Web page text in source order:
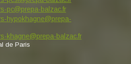
pc@prepa-balzac.fr
hypokhagne@prepa-
khagne@prepa-balzac.fr
de Paris